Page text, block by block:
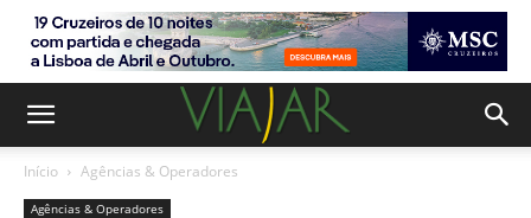
Início Agências & Operadores
Agências & Operadores